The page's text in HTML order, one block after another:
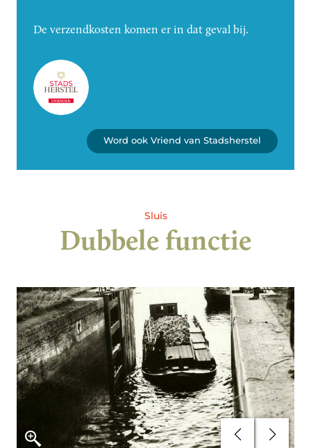
De verzendkosten komen er in dat geval bij.
Word ook Vriend van Stadsherstel
Sluis
Dubbele functie